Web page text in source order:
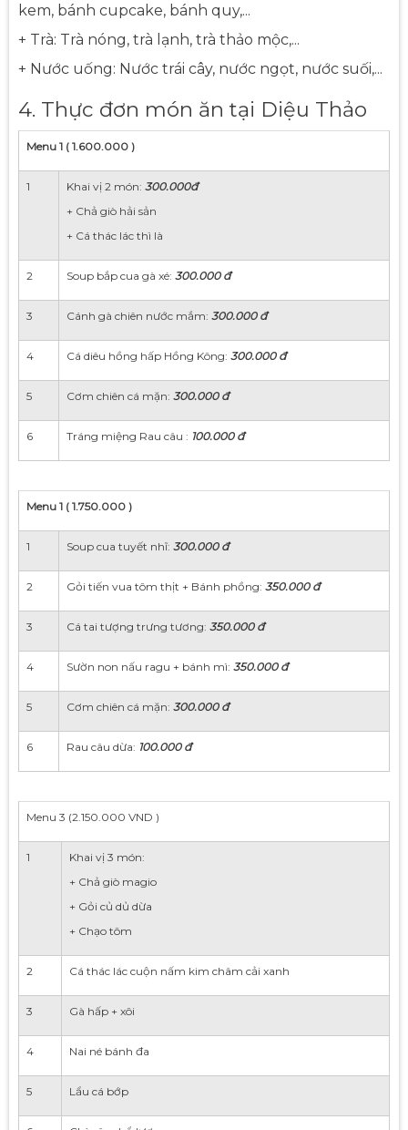
kem, bánh cupcake, bánh quy,...
+ Trà: Trà nóng, trà lạnh, trà thảo mộc,...
+ Nước uống: Nước trái cây, nước ngọt, nước suối,...
4. Thực đơn món ăn tại Diệu Thảo
Menu 1 ( 1.600.000 )
1 Khai vị 2 món: 300.000đ
+ Chả giò hải sản
+ Cá thác lác thì là
2 Soup bắp cua gà xé: 300.000 đ
3 Cánh gà chiên nước mắm: 300.000 đ
4 Cá diêu hồng hấp Hồng Kông: 300.000 đ
5 Cơm chiên cá mặn: 300.000 đ
6 Tráng miệng Rau câu : 100.000 đ
Menu 1 ( 1.750.000 )
1 Soup cua tuyết nhĩ: 300.000 đ
2 Gỏi tiến vua tôm thịt + Bánh phồng: 350.000 đ
3 Cá tai tượng trưng tương: 350.000 đ
4 Sườn non nấu ragu + bánh mì: 350.000 đ
5 Cơm chiên cá mặn: 300.000 đ
6 Rau câu dừa: 100.000 đ
Menu 3 (2.150.000 VND )
1
Khai vị 3 món:
+ Chả giò magio
+ Gỏi củ dủ dừa
+ Chạo tôm
2 Cá thác lác cuộn nấm kim châm cải xanh
3 Gà hấp + xôi
4 Nai né bánh đa
5 Lẩu cá bớp